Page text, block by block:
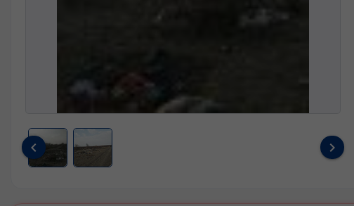
of
keyboard_arrow_left keyboard_arrow_right